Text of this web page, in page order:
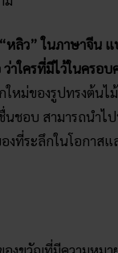
าใครที่มีไว้ในครอบ
หม่ของรูปทรงต้นไ
ชอบ สามารถนำไ
ที่ระลึกในโอกาสแ
งขวัญที่มีความหมา
ให้ได้กับผู้รับทุกเพศ